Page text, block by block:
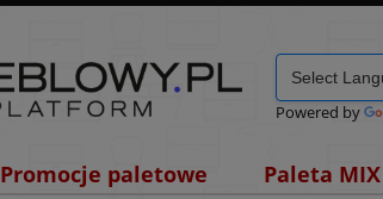
Powered by
Promocje paletowe Paleta MIX